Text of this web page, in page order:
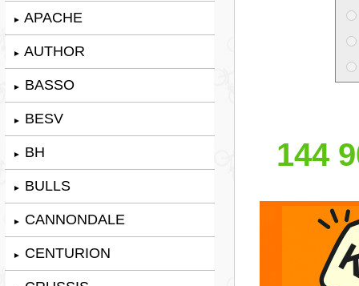
► APACHE
► AUTHOR
► BASSO
► BESV
► BH
► BULLS
► CANNONDALE
► CENTURION
144